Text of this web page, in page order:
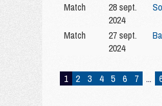
Match
28 sept.
2024
Match
27 sept.
2024
1 2 3 4 5 6 7 ...